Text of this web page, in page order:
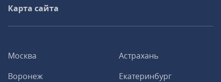
Москва
Астрахань
Воронеж
Екатеринбург
Карта сайта